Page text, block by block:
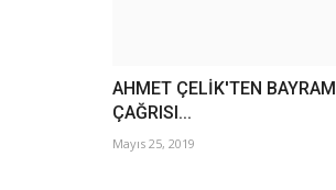
AHMET ÇELİK'TEN BAYRAM
ÇAĞRISI...
Mayıs 25, 2019